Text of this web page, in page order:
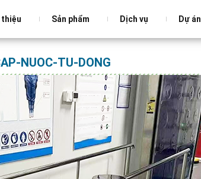
thiệu Sản phẩm Dịch vụ Dự án
NUOC-TU-DONG